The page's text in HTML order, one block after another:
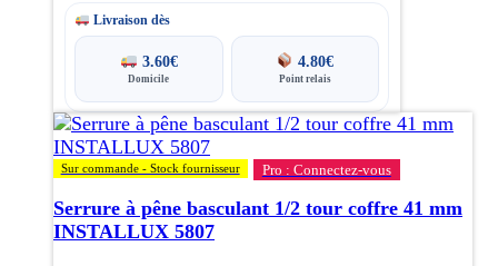
127.00€
à
produit
Livraison dès
3.60€
Domicile
4.80€
Point relais
Sur commande - Stock fournisseur Pro : Connectez-vous
Serrure à pêne basculant 1/2 tour coffre 41 mm
INSTALLUX 5807